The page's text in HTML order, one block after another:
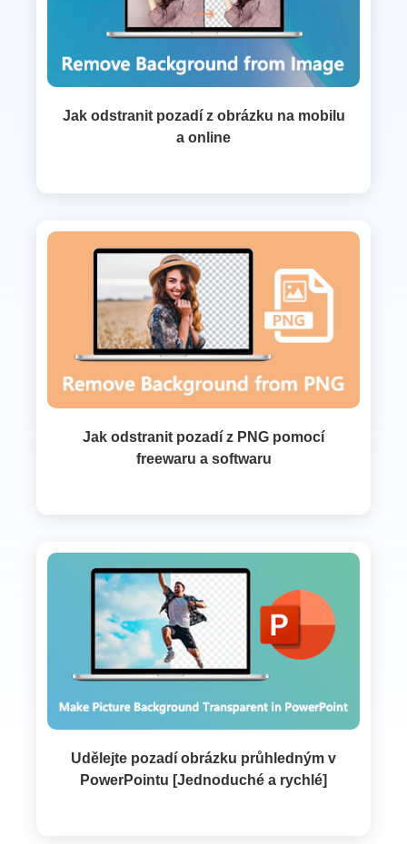
Jak odstranit pozadí z obrázku na mobilu
a online
Jak odstranit pozadí z PNG pomocí
freewaru a softwaru
Udělejte pozadí obrázku průhledným v
PowerPointu [Jednoduché a rychlé]